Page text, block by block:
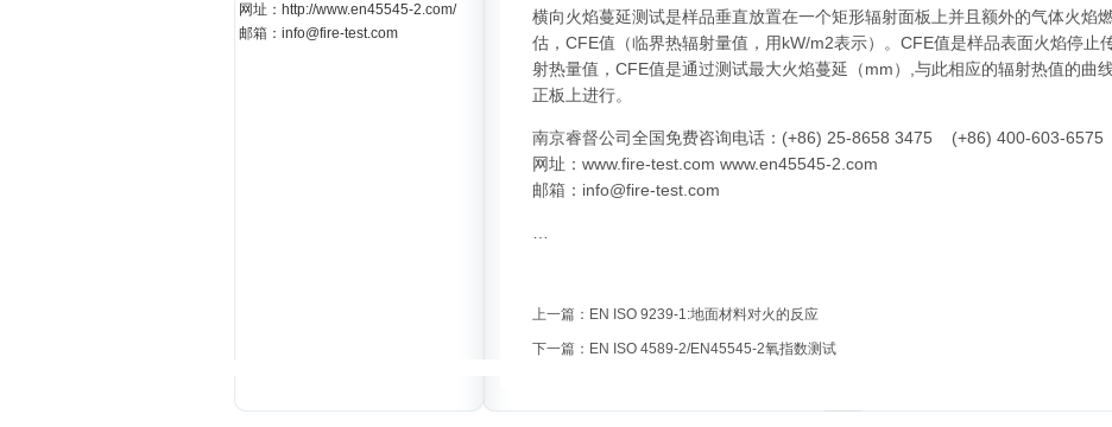
网址：http://www.en45545-2.com/
邮箱：info@fire-test.com
横向火焰蔓延测试是样品垂直放置在一个矩形辐射面板上并且额外的气体火焰
估，CFE值（临界热辐射量值，用kW/m2表示）。CFE值是样品表面火焰停止
射热量值，CFE值是通过测试最大火焰蔓延（mm）,与此相应的辐射热值的曲
正板上进行。
南京睿督公司全国免费咨询电话：(+86) 25-8658 3475 (+86) 400-603-6575
网址： www.fire-test.com www.en45545-2.com
邮箱： info@fire-test.com
上一篇： EN ISO 9239-1:地面材料对火的反应
下一篇： EN ISO 4589-2/EN45545-2氧指数测试